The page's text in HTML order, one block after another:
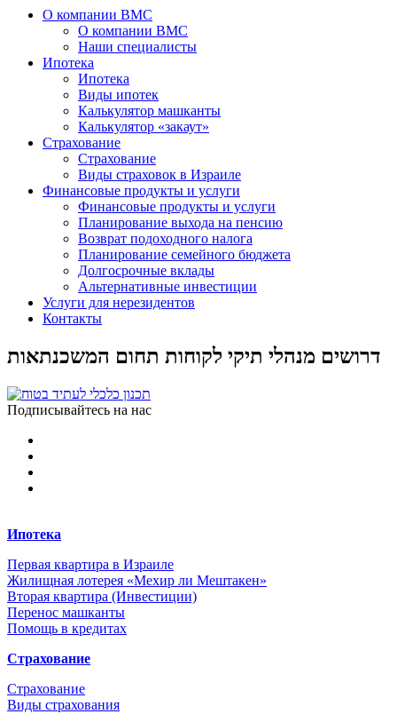
О компании BMC
О компании BMC
Наши специалисты
Ипотека
Ипотека
Виды ипотек
Калькулятор машканты
Калькулятор «закаут»
Страхование
Страхование
Виды страховок в Израиле
Финансовые продукты и услуги
Финансовые продукты и услуги
Планирование выхода на пенсию
Возврат подоходного налога
Планирование семейного бюджета
Долгосрочные вклады
Альтернативные инвестиции
Услуги для нерезидентов
Контакты
דרושים מנהלי תיקי לקוחות תחום המשכנתאות
Подписывайтесь на нас
Ипотека
Первая квартира в Израиле
Жилищная лотерея «Мехир ли Мештакен»
Вторая квартира (Инвестиции)
Перенос машканты
Помощь в кредитах
Страхование
Страхование
Виды страхования